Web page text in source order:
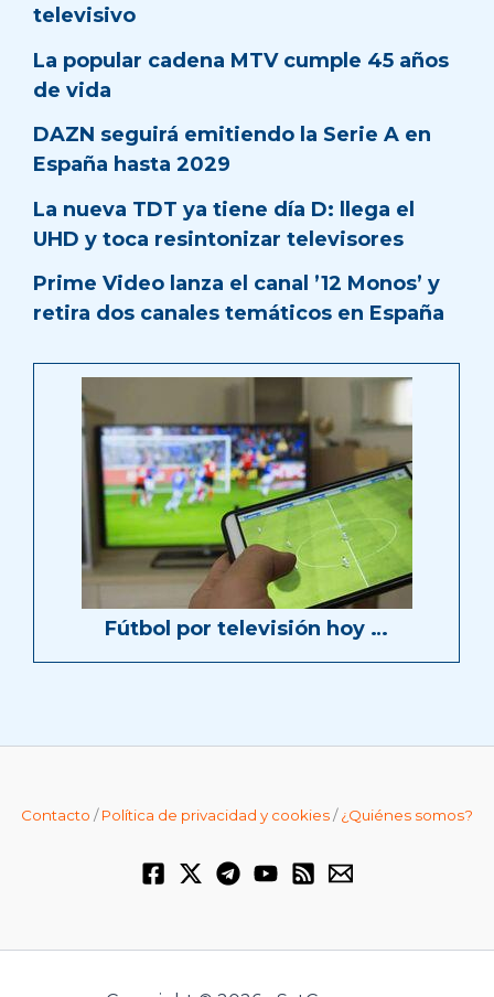
televisivo
La popular cadena MTV cumple 45 años
de vida
DAZN seguirá emitiendo la Serie A en
España hasta 2029
La nueva TDT ya tiene día D: llega el
UHD y toca resintonizar televisores
Prime Video lanza el canal ’12 Monos’ y
retira dos canales temáticos en España
Fútbol por televisión hoy …
Contacto /Política de privacidad y cookies/¿Quiénes somos?